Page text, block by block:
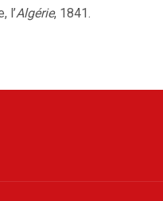
l’Algérie, 1841.